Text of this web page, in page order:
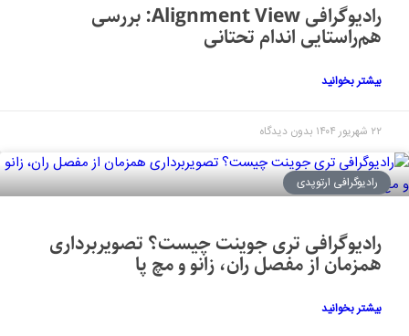
رادیوگرافی Alignment View: بررسی
هم‌راستایی اندام تحتانی
بیشتر بخوانید
۲۲ شهریور ۱۴۰۴ بدون دیدگاه
رادیوگرافی ارتوپدی
رادیوگرافی تری جوینت چیست؟ تصویربرداری
همزمان از مفصل ران، زانو و مچ پا
بیشتر بخوانید